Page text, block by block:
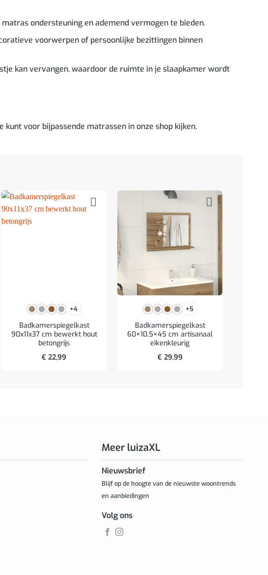
ondersteuning en ademend vermogen te bieden.
voorwerpen of persoonlijke bezittingen binnen
kan vervangen, waardoor de ruimte in je slaapkamer wordt
voor bijpassende matrassen in onze shop kijken.
+4
Badkamerspiegelkast
90x11x37 cm bewerkt hout
betongrijs
€ 22,99
+5
Badkamerspiegelkast
60×10,5×45 cm artisanaal
eikenkleurig
€29,99
Meer luizaXL
Nieuwsbrief
Blijf op de hoogte van de nieuwste woontrends
en aanbiedingen
Volg ons